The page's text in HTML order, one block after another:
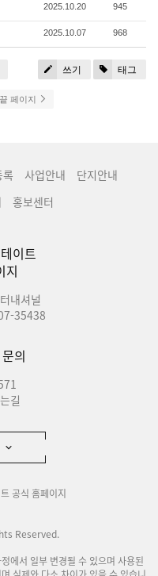
2025.10.20 945
2025.10.07 968
쓰기 태그
끝 페이지
사업안내
단지안내
홍보센터
이트
지
내셔널
35438
의
길
공식 홈페이지
Reserved.
에서 일부 변경될 수 있으며 사용된